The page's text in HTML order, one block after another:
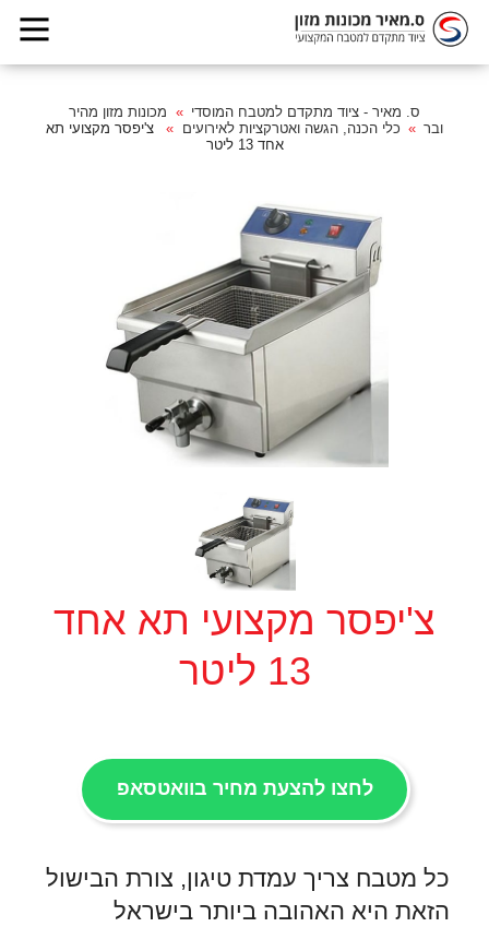
ס. מאיר - ציוד מתקדם למטבח המוסדי
מכונות מזון מהיר
ובר
כלי הכנה, הגשה ואטרקציות לאירועים
צ'יפסר מקצועי תא
אחד 13 ליטר
צ'יפסר מקצועי תא אחד
13 ליטר
לחצו להצעת מחיר בוואטסאפ
כל מטבח צריך עמדת טיגון, צורת הבישול
הזאת היא האהובה ביותר בישראל